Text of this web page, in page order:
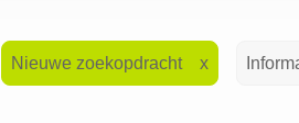
Nieuwe zoekopdracht